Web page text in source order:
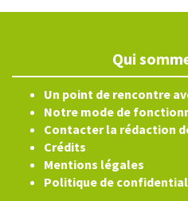
Qui
Un point de rencontre
Notre mode de
Contacter la rédaction
Crédits
Mentions légales
Politique de